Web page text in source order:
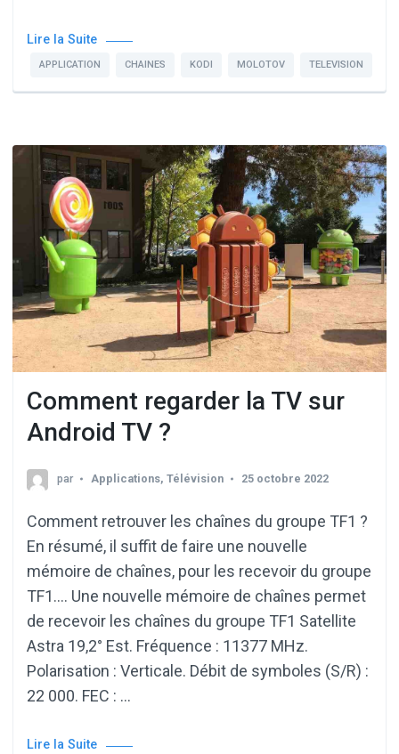
Lire la Suite
APPLICATION CHAINES KODI MOLOTOV TELEVISION
Comment regarder la TV sur
Android TV ?
par Applications, Télévision 25 octobre 2022
Comment retrouver les chaînes du groupe TF1 ?
En résumé, il suffit de faire une nouvelle
mémoire de chaînes, pour les recevoir du groupe
TF1…. Une nouvelle mémoire de chaînes permet
de recevoir les chaînes du groupe TF1 Satellite
Astra 19,2° Est. Fréquence : 11377 MHz.
Polarisation : Verticale. Débit de symboles (S/R) :
22 000. FEC : …
Lire la Suite